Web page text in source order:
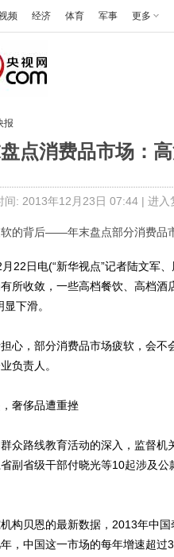
频 经济 体育 军事 更多
报
点消费品市场：
间: 2013年12月23日 07:44 | 进入
的背后——年末盘点部分消费品
日电(“新华视点”记者陆文军、
所收敛，一些高档餐饮、高档酒
下滑。
，部分消费品市场疲软，会不
负责人。
奢侈品遭重挫
路线教育活动的深入，监督机
副省级干部付晓光等10起涉及
贝恩的最新数据，2013年中国
，中国这一市场的每年增速超过